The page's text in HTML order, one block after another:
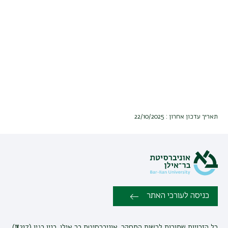
תאריך עדכון אחרון : 22/10/2025
כניסה לעורכי האתר